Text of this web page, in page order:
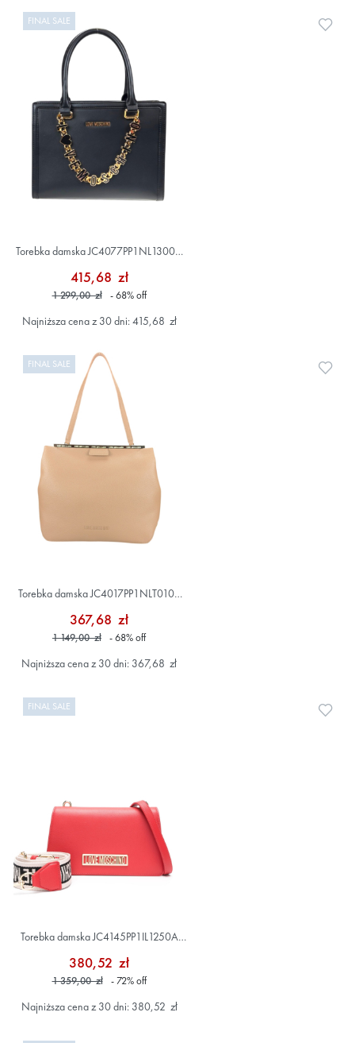
FINAL SALE
Torebka damska JC4077PP1NL1300A
415,68 zł
1 299,00 zł - 68%off
Najniższa cena z 30 dni: 415,68 zł
FINAL SALE
Torebka damska JC4017PP1NLT0104
367,68 zł
1 149,00 zł - 68%off
Najniższa cena z 30 dni: 367,68 zł
FINAL SALE
Torebka damska JC4145PP1IL1250A
380,52 zł
1 359,00 zł - 72%off
Najniższa cena z 30 dni: 380,52 zł